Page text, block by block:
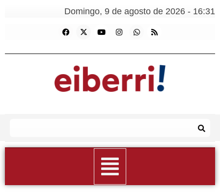
Domingo, 9 de agosto de 2026 - 16:31